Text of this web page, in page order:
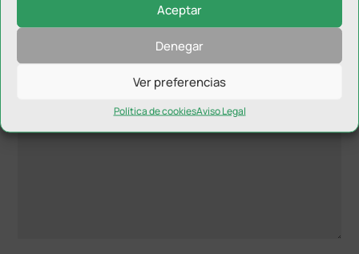
Aceptar
Denegar
Ver preferencias
Política de cookiesAviso Legal
Tu dirección de correo electrónico no será publicada.Los
campos obligatorios están marcados con